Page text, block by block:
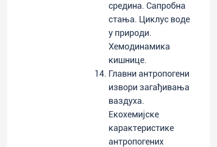
средина. Сапробна
стања. Циклус воде
у природи.
Хемодинамика
кишнице.
Главни антропогени
извори загађивања
ваздуха.
Екохемијске
карактеристике
антропогених